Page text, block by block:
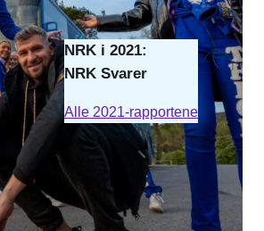
NRK i 2021:
NRK Svarer
Alle 2021-rapportene